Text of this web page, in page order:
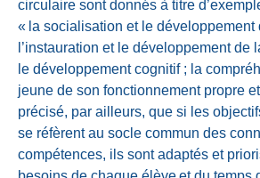
circulaire sont donnés à titre
« la socialisation et le développement
l’instauration et le développement de
le développement cognitif ; la
jeune de son fonctionnement propre
précisé, par ailleurs, que si les
se réfèrent au socle commun des
compétences, ils sont adaptés et